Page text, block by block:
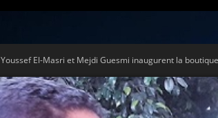
Youssef El-Masri et Mejdi Guesmi inaugurent la